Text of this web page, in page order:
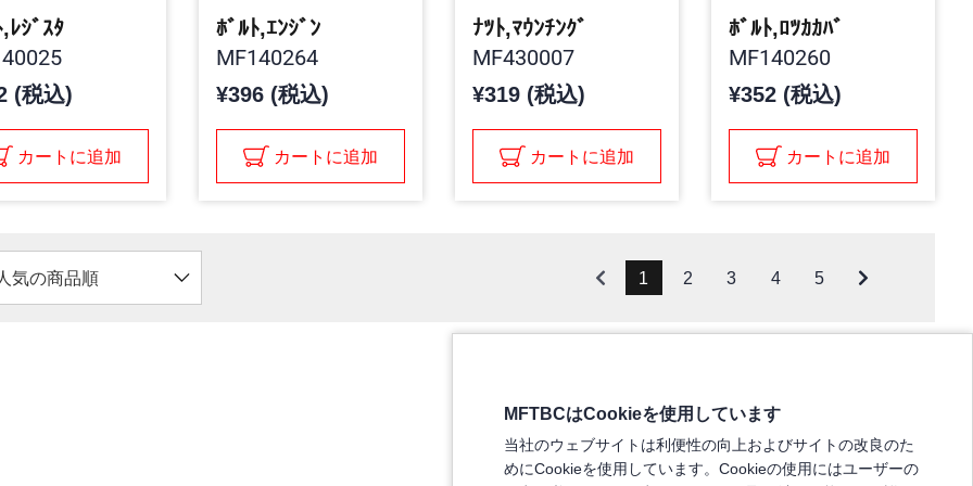
ﾚｼﾞｽﾀ
(税込)
カートに追加
ﾎﾞﾙﾄ,ｴﾝｼﾞﾝ
MF140264
¥396 (税込)
カートに追加
ﾅﾂﾄ,ﾏｳﾝﾁﾝｸﾞ
MF430007
¥319 (税込)
カートに追加
ﾎﾞﾙﾄ,ﾛﾂｶｶﾊﾞ
MF140260
¥352 (税込)
カートに追加
人気の商品順 1 2 3 4 5
MFTBCはCookieを使用しています
当社のウェブサイトは利便性の向上およびサイトの改良のた
めにCookieを使用しています。Cookieの使用にはユーザーの